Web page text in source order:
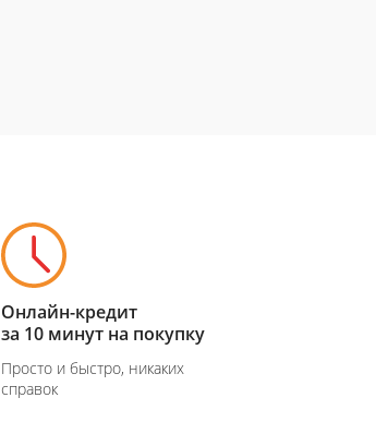
Онлайн-кредит
за 10 минут на покупку
Просто и быстро, никаких
справок